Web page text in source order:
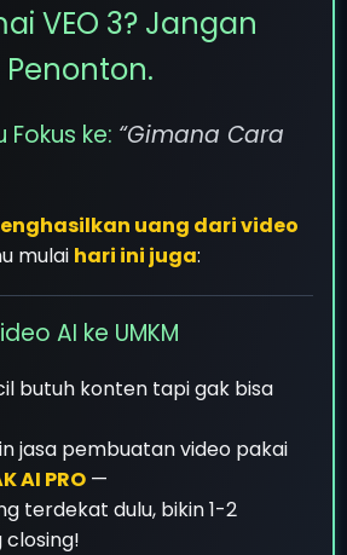
VEO 3? Jangan
ke: “Gimana Cara
uang dari video
mulai hari ini juga:
AI ke UMKM
butuh konten tapi gak bisa
jasa pembuatan video pakai
AI PRO —
terdekat dulu, bikin 1-2
closing!